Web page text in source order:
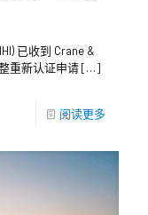
已收到 Crane &
重新认证申请[…]
阅读更多